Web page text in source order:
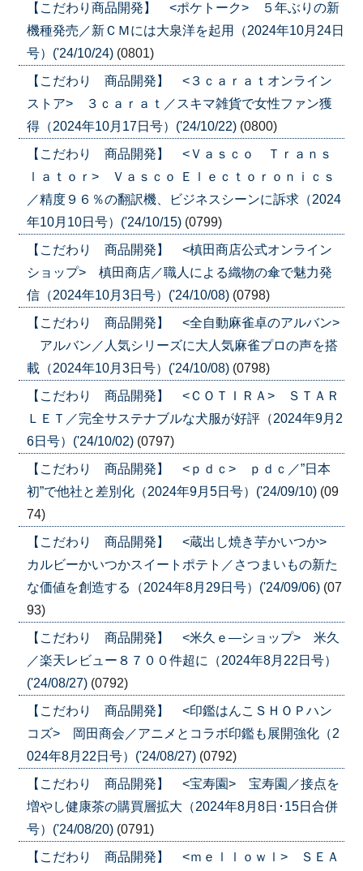
【こだわり商品開発】 <ポケトーク> ５年ぶりの新
機種発売／新ＣＭには大泉洋を起用（2024年10月24日
号）('24/10/24) (0801)
【こだわり 商品開発】 <３ｃａｒａｔオンライン
ストア> ３ｃａｒａｔ／スキマ雑貨で女性ファン獲
得（2024年10月17日号）('24/10/22) (0800)
【こだわり 商品開発】 <Ｖａｓｃｏ Ｔｒａｎｓ
ｌａｔｏｒ> Ｖａｓｃｏ Ｅｌｅｃｔｏｒｏｎｉｃｓ
／精度９６％の翻訳機、ビジネスシーンに訴求（2024
年10月10日号）('24/10/15) (0799)
【こだわり 商品開発】 <槙田商店公式オンライン
ショップ> 槙田商店／職人による織物の傘で魅力発
信（2024年10月3日号）('24/10/08) (0798)
【こだわり 商品開発】 <全自動麻雀卓のアルバン>
アルバン／人気シリーズに大人気麻雀プロの声を搭
載（2024年10月3日号）('24/10/08) (0798)
【こだわり 商品開発】 <ＣＯＴＩＲＡ> ＳＴＡＲ
ＬＥＴ／完全サステナブルな犬服が好評（2024年9月2
6日号）('24/10/02) (0797)
【こだわり 商品開発】 <ｐｄｃ> ｐｄｃ／”日本
初”で他社と差別化（2024年9月5日号）('24/09/10) (09
74)
【こだわり 商品開発】 <蔵出し焼き芋かいつか>
カルビーかいつかスイートポテト／さつまいもの新た
な価値を創造する（2024年8月29日号）('24/09/06) (07
93)
【こだわり 商品開発】 <米久ｅ―ショップ> 米久
／楽天レビュー８７００件超に（2024年8月22日号）
('24/08/27) (0792)
【こだわり 商品開発】 <印鑑はんこＳＨＯＰハン
コズ> 岡田商会／アニメとコラボ印鑑も展開強化（2
024年8月22日号）('24/08/27) (0792)
【こだわり 商品開発】 <宝寿園> 宝寿園／接点を
増やし健康茶の購買層拡大（2024年8月8日･15日合併
号）('24/08/20) (0791)
【こだわり 商品開発】 <ｍｅｌｌｏｗｌ> ＳＥＡ